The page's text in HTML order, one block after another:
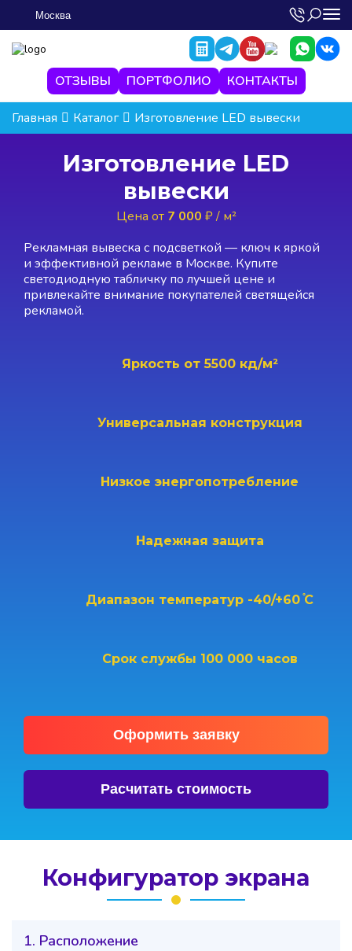
Москва
ОТЗЫВЫ ПОРТФОЛИО КОНТАКТЫ
Главная Каталог Изготовление LED вывески
Изготовление LED
вывески
Цена от 7 000 ₽ / м²
Рекламная вывеска с подсветкой — ключ к яркой
и эффективной рекламе в Москве. Купите
светодиодную табличку по лучшей цене и
привлекайте внимание покупателей светящейся
рекламой.
Яркость от 5500 кд/м²
Универсальная конструкция
Низкое энергопотребление
Надежная защита
Диапазон температур -40/+60 ֯С
Срок службы 100 000 часов
Оформить заявку
Расчитать стоимость
Конфигуратор экрана
1. Расположение